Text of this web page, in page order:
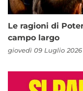
Le ragioni di
campo largo
giovedì 09 Luglio 2026